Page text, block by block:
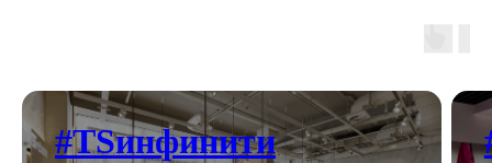
#TSинфинити